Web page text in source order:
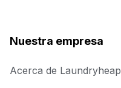
Nuestra empresa
Acerca de Laundryheap